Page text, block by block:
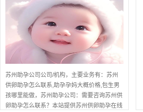
苏州助孕公司公司/机构，主要业务有：苏州
供卵助孕怎么联系,助孕孕妈大概价格,包生男
孩哪里能做，苏州助孕公司：需要咨询苏州供
卵助孕怎么联系？本站提供苏州供卵助孕在线